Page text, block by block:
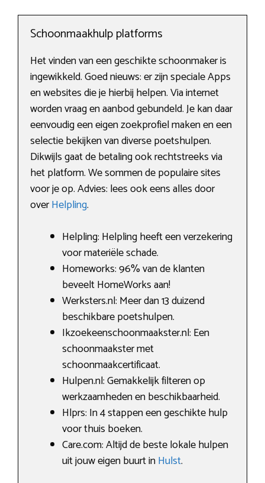
Schoonmaakhulp platforms
Het vinden van een geschikte schoonmaker is
ingewikkeld. Goed nieuws: er zijn speciale Apps
en websites die je hierbij helpen. Via internet
worden vraag en aanbod gebundeld. Je kan daar
eenvoudig een eigen zoekprofiel maken en een
selectie bekijken van diverse poetshulpen.
Dikwijls gaat de betaling ook rechtstreeks via
het platform. We sommen de populaire sites
voor je op. Advies: lees ook eens alles door
overHelpling.
Helpling: Helpling heeft een verzekering
voor materiële schade.
Homeworks: 96% van de klanten
beveelt HomeWorks aan!
Werksters.nl: Meer dan 13 duizend
beschikbare poetshulpen.
Ikzoekeenschoonmaakster.nl: Een
schoonmaakster met
schoonmaakcertificaat.
Hulpen.nl: Gemakkelijk filteren op
werkzaamheden en beschikbaarheid.
Hlprs: In 4 stappen een geschikte hulp
voor thuis boeken.
Care.com: Altijd de beste lokale hulpen
uit jouw eigen buurt inHulst.